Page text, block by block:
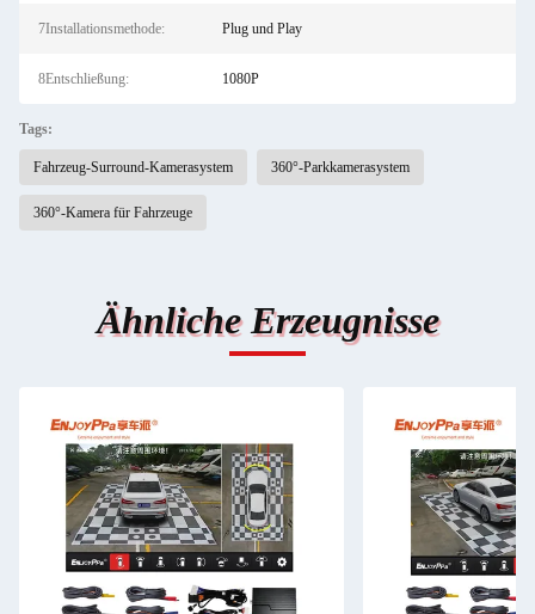
7Installationsmethode: Plug und Play
8Entschließung: 1080P
Tags:
Fahrzeug-Surround-Kamerasystem 360°-Parkkamerasystem
360°-Kamera für Fahrzeuge
Ähnliche Erzeugnisse